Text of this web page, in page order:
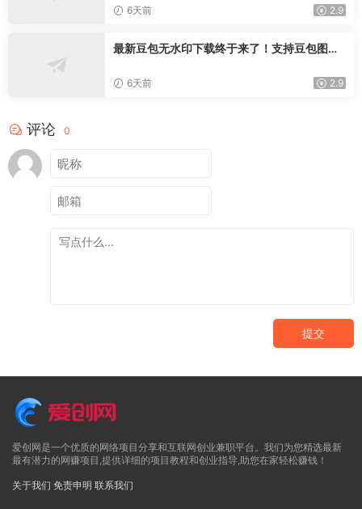
新2026年08月)
6天前 2.9
最新豆包无水印下载终于来了！支持豆包图片
载，浏览器插件(更新08月)
6天前 2.9
评论 0
提交
爱创网是一个优质的网络项目分享和互联网创业兼职平台。我们为您精选最新
最有潜力的网赚项目,提供详细的项目教程和创业指导,助您在家轻松赚钱！
关于我们 免责申明 联系我们